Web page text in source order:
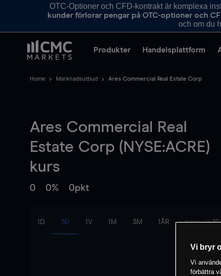
OTC-Optioner och CFD-kontrakt är komplexa
kunder förlorar pengar på OTC-optioner och
och om du
Produkter Handelsplattform
Home Marknadsutbud Ares Commercial Real Estate Corp
Ares Commercial Real
Estate Corp (NYSE:ACRE)
kurs
0 0% 0pkt
1D 3D 1V 1M 3M 1ÅR Intervall:10
Vi bryr
Vi
förbättra